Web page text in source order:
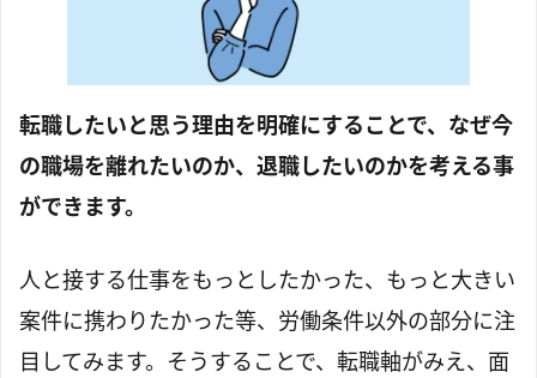
転職したいと思う理由を明確にすることで、なぜ今
の職場を離れたいのか、退職したいのかを考える事
ができます。
人と接する仕事をもっとしたかった、もっと大きい
案件に携わりたかった等、労働条件以外の部分に注
目してみます。そうすることで、転職軸がみえ、面